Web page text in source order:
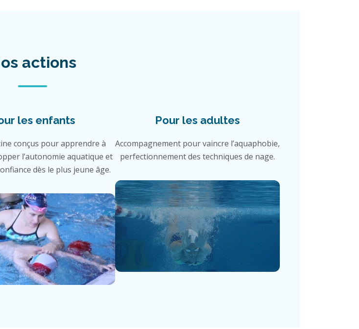
actions
les enfants
conçus pour apprendre à
l’autonomie aquatique et
dès le plus jeune âge.
Pour les adultes
Accompagnement pour vaincre l’aquaphobie,
perfectionnement des techniques de nage.